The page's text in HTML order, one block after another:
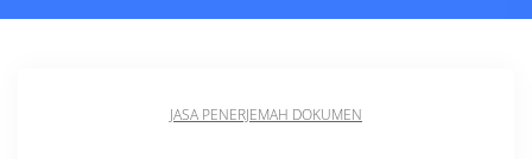
JASA PENERJEMAH DOKUMEN